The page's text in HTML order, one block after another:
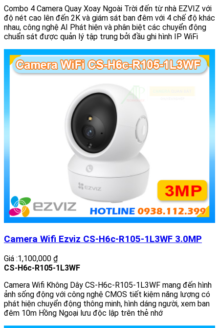
Combo 4 Camera Quay Xoay Ngoài Trời đến từ nhà EZVIZ với
độ nét cao lên đến 2K và giám sát ban đêm với 4 chế độ khác
nhau, công nghệ AI Phát hiện và phân biệt các chuyển động
chuẩn sát được quản lý tập trung bởi đầu ghi hình IP WiFi
Camera Wifi Ezviz CS-H6c-R105-1L3WF 3.0MP
Giá :1,100,000 ₫
CS-H6c-R105-1L3WF
Camera Wifi Không Dây CS-H6c-R105-1L3WF mang đến hình
ảnh sống động với công nghệ CMOS tiết kiệm năng lượng có
phát hiện chuyển động thông minh, hình dáng người, xem ban
đêm 10m Hồng Ngoại lưu độc lập trên thẻ nhớ